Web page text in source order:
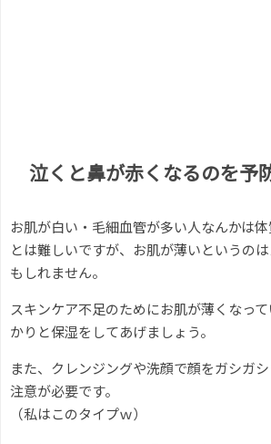
泣くと鼻が赤くなるのを予
お肌が白い・毛細血管が多い人なんかは
とは難しいですが、お肌が薄いというの
もしれません。
スキンケア不足のためにお肌が薄くなっ
かりと保湿をしてあげましょう。
また、クレンジングや洗顔で顔をガシガ
注意が必要です。
（私はこのタイプｗ）